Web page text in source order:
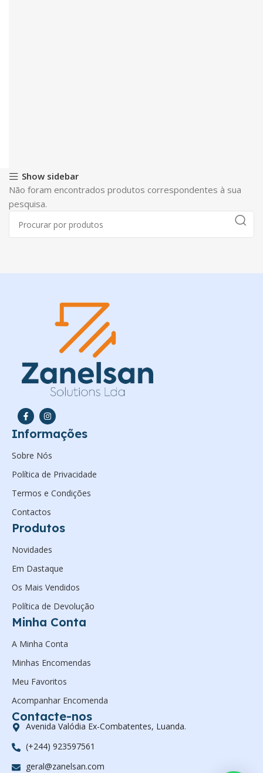
Show sidebar
Não foram encontrados produtos correspondentes à sua
pesquisa.
Informações
Sobre Nós
Política de Privacidade
Termos e Condições
Contactos
Produtos
Novidades
Em Dastaque
Os Mais Vendidos
Política de Devolução
Minha Conta
A Minha Conta
Minhas Encomendas
Meu Favoritos
Acompanhar Encomenda
Contacte-nos
Avenida Valódia Ex-Combatentes, Luanda.
(+244) 923597561
geral@zanelsan.com